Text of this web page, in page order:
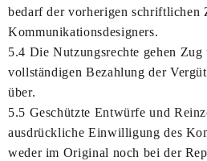
bedarf der vorherigen schriftlichen
Kommunikationsdesigners.
5.4 Die Nutzungsrechte gehen
vollständigen Bezahlung der
über.
5.5 Geschützte Entwürfe und
ausdrückliche Einwilligung des
weder im Original noch bei der